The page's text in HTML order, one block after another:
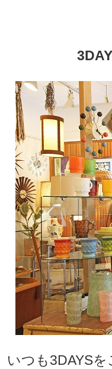
いつも3DAYS